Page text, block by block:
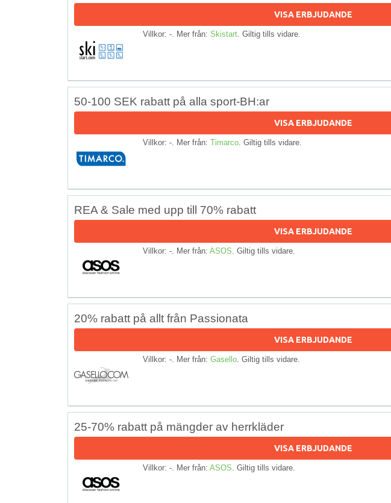
VISA ERBJUDANDE
Villkor: -. Mer från: Skistart . Giltig tills vidare.
50-100 SEK rabatt på alla sport-BH:ar
VISA ERBJUDANDE
Villkor: -. Mer från: Timarco . Giltig tills vidare.
REA & Sale med upp till 70% rabatt
VISA ERBJUDANDE
Villkor: -. Mer från: ASOS . Giltig tills vidare.
20% rabatt på allt från Passionata
VISA ERBJUDANDE
Villkor: -. Mer från: Gasello . Giltig tills vidare.
25-70% rabatt på mängder av herrkläder
VISA ERBJUDANDE
Villkor: -. Mer från: ASOS . Giltig tills vidare.